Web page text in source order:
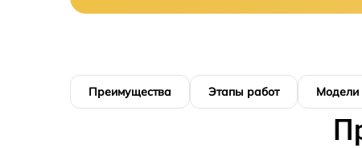
Преимущества Этапы работ Модели